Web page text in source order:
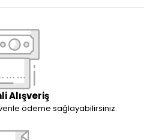
Alışveriş
ödeme sağlayabilirsiniz.